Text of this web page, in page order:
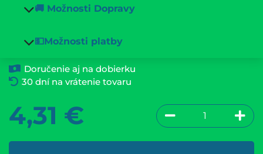
🚚 Možnosti Dopravy
💵Možnosti platby
Doručenie aj na dobierku
30 dní na vrátenie tovaru
4,31 €